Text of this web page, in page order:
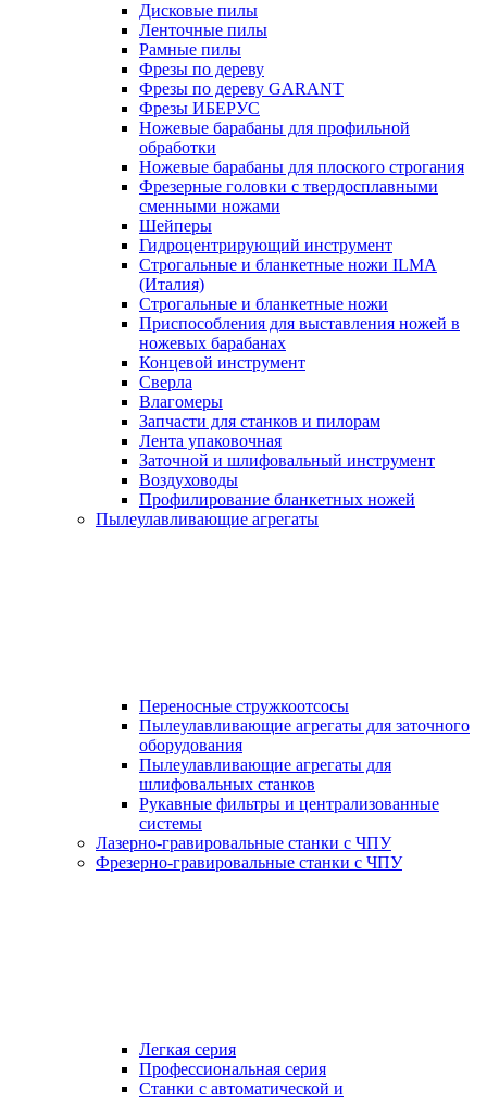
Дисковые пилы
Ленточные пилы
Рамные пилы
Фрезы по дереву
Фрезы по дереву GARANT
Фрезы ИБЕРУС
Ножевые барабаны для профильной
обработки
Ножевые барабаны для плоского строгания
Фрезерные головки с твердосплавными
сменными ножами
Шейперы
Гидроцентрирующий инструмент
Строгальные и бланкетные ножи ILMA
(Италия)
Cтрогальные и бланкетные ножи
Приспособления для выставления ножей в
ножевых барабанах
Концевой инструмент
Сверла
Влагомеры
Запчасти для станков и пилорам
Лента упаковочная
Заточной и шлифовальный инструмент
Воздуховоды
Профилирование бланкетных ножей
Пылеулавливающие агрегаты
Переносные стружкоотсосы
Пылеулавливающие агрегаты для заточного
оборудования
Пылеулавливающие агрегаты для
шлифовальных станков
Рукавные фильтры и централизованные
системы
Лазерно-гравировальные станки с ЧПУ
Фрезерно-гравировальные станки с ЧПУ
Легкая серия
Профессиональная серия
Станки с автоматической и